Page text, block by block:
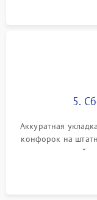
5.
Аккуратная
конфорок на
проверкой
термостойкого